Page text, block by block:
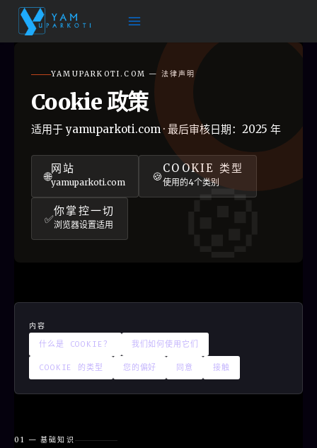
内
YAMUPARKOTI.COM — 法律声明
Cookie 政策
适用于 yamuparkoti.com · 最后审核日期：2025 年
🌐
网站
yamuparkoti.com 🍪
COOKIE 类型
使用的4个类别
✅
你掌控一切
浏览器设置适用
内容
什么是 COOKIE？ 我们如何使用它们
COOKIE 的类型 您的偏好 同意 接触
01 — 基础知识